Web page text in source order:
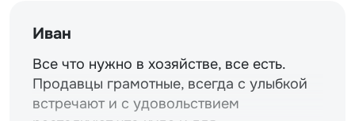
Иван
Все что нужно в хозяйстве, все есть.
Продавцы грамотные, всегда с улыбкой
встречают и с удовольствием